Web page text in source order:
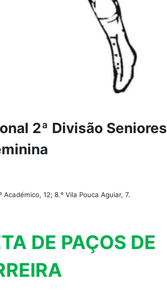
2ª Divisão Seniores
Académico, 12; 8.º Vila Pouca Aguiar, 7.
DE PAÇOS DE